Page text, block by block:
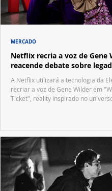
Netflix recria a voz de Gene
reacende debate sobre
A Netflix utilizará a tecnologia da
recriar a voz de Gene Wilder em
Ticket", reality inspirado no
MERCADO